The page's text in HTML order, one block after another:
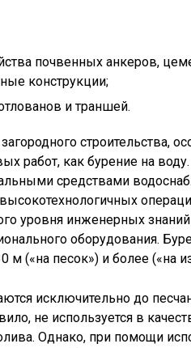
почвенных анкеров,
конструкции;
и траншей.
строительства,
работ, как бурение на
средствами
уровня инженерных
оборудования.
м («на песок») и более («на
исключительно до
не используется в
Однако, при помощи